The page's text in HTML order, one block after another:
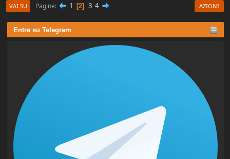
Entra su Telegram
VAI SU Pagine 1 2 3 4 AZIONI